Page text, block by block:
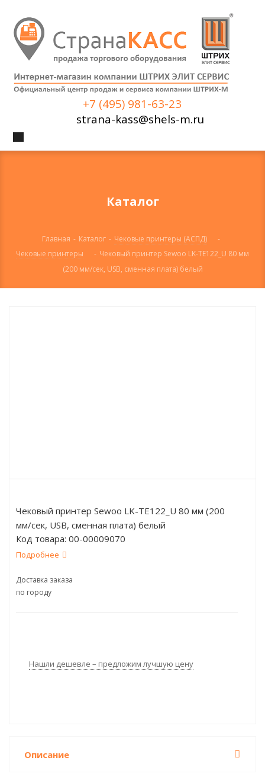
+7 (495) 981-63-23
strana-kass@shels-m.ru
Каталог
Главная - Каталог - Чековые принтеры (АСПД)
-
Чековые принтеры
- Чековый принтер Sewoo LK-TЕ122_U 80 мм
(200 мм/сек, USB, сменная плата) белый
Чековый принтер Sewoo LK-TЕ122_U 80 мм (200
мм/сек, USB, сменная плата) белый
Код товара: 00-00009070
Подробнее
Доставка заказа
по городу
Нашли дешевле – предложим лучшую цену
Описание